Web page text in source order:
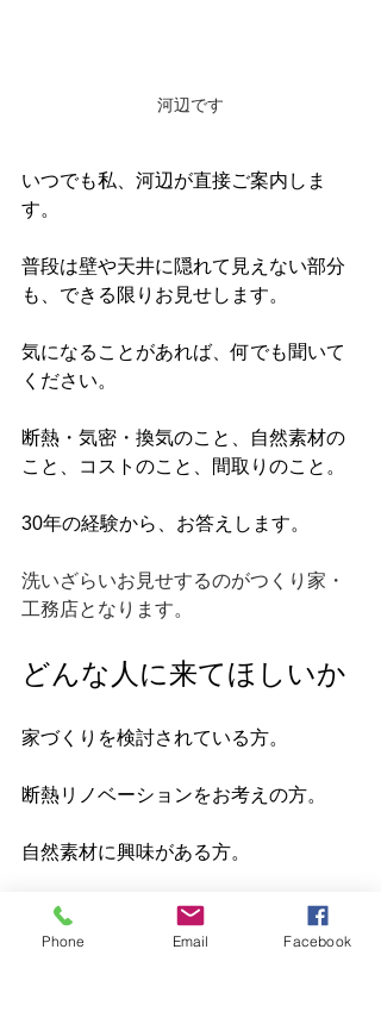
河辺です
いつでも私、河辺が直接ご案内しま
す。
普段は壁や天井に隠れて見えない部分
も、できる限りお見せします。
気になることがあれば、何でも聞いて
ください。
断熱・気密・換気のこと、自然素材の
こと、コストのこと、間取りのこと。
30年の経験から、お答えします。
洗いざらいお見せするのがつくり家・
工務店となります。
どんな人に来てほしいか
家づくりを検討されている方。
断熱リノベーションをお考えの方。
自然素材に興味がある方。
職人の技術や手仕事に価値を感じる
方。Phone Email Facebook